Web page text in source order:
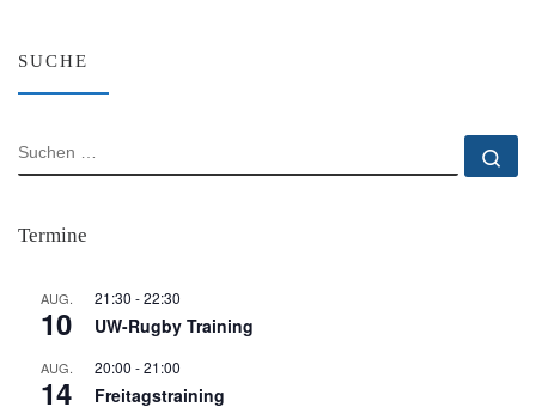
SUCHE
SUCHE
Termine
AUG.
10
21:30 -22:30
UW-Rugby Training
AUG.
14
20:00 -21:00
Freitagstraining